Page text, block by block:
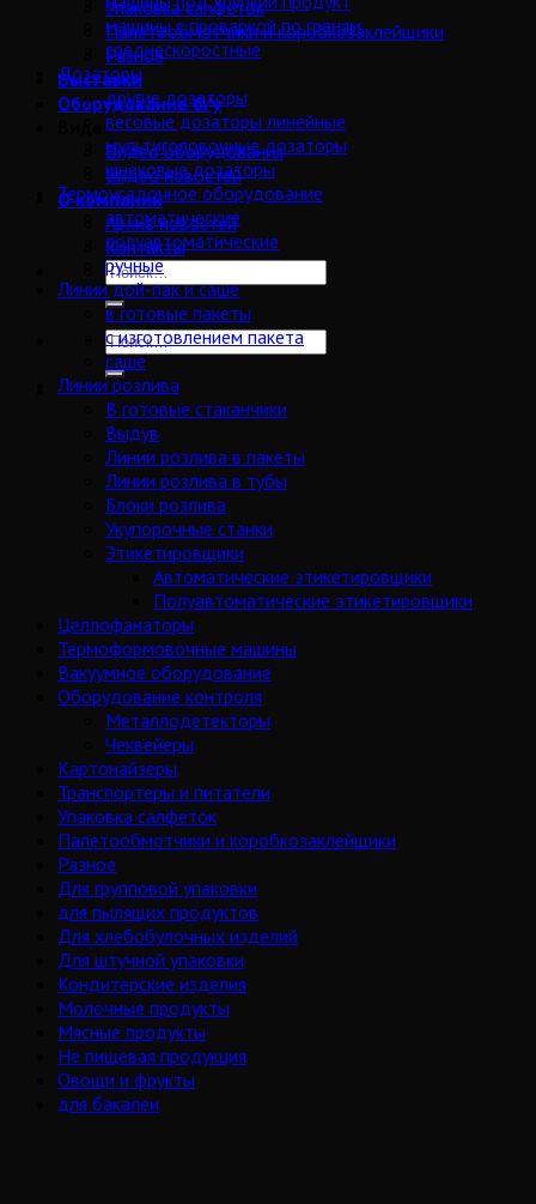
Упаковка салфеток
Палетообмотчики и коробкозаклейщики
Разное
Выставки
Оборудование б/у
Видео
Видео оборудования
Видео новостей
О компании
Архив новостей
Контакты
машины с проваркой по граням
среднескоростные
Дозаторы
другие дозаторы
весовые дозаторы линейные
мультиголовочные дозаторы
шнековые дозаторы
Термоусадочное оборудование
автоматические
полуавтоматические
ручные
Линии дой-пак и саше
в готовые пакеты
с изготовлением пакета
саше
Линии розлива
В готовые стаканчики
Выдув
Линии розлива в пакеты
Линии розлива в тубы
Блоки розлива
Укупорочные станки
Этикетировщики
Автоматические этикетировщики
Полуавтоматические этикетировщики
Целлофанаторы
Термоформовочные машины
Вакуумное оборудование
Оборудование контроля
Металлодетекторы
Чеквейеры
Картонайзеры
Транспортеры и питатели
Упаковка салфеток
Палетообмотчики и коробкозаклейщики
Разное
Для групповой упаковки
для пылящих продуктов
Для хлебобулочных изделий
Для штучной упаковки
Кондитерские изделия
Молочные продукты
Мясные продукты
Не пищевая продукция
Овощи и фрукты
для бакалеи